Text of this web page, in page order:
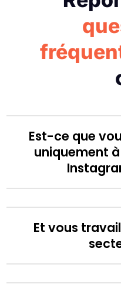
Est-ce que
uniquement
Et vous